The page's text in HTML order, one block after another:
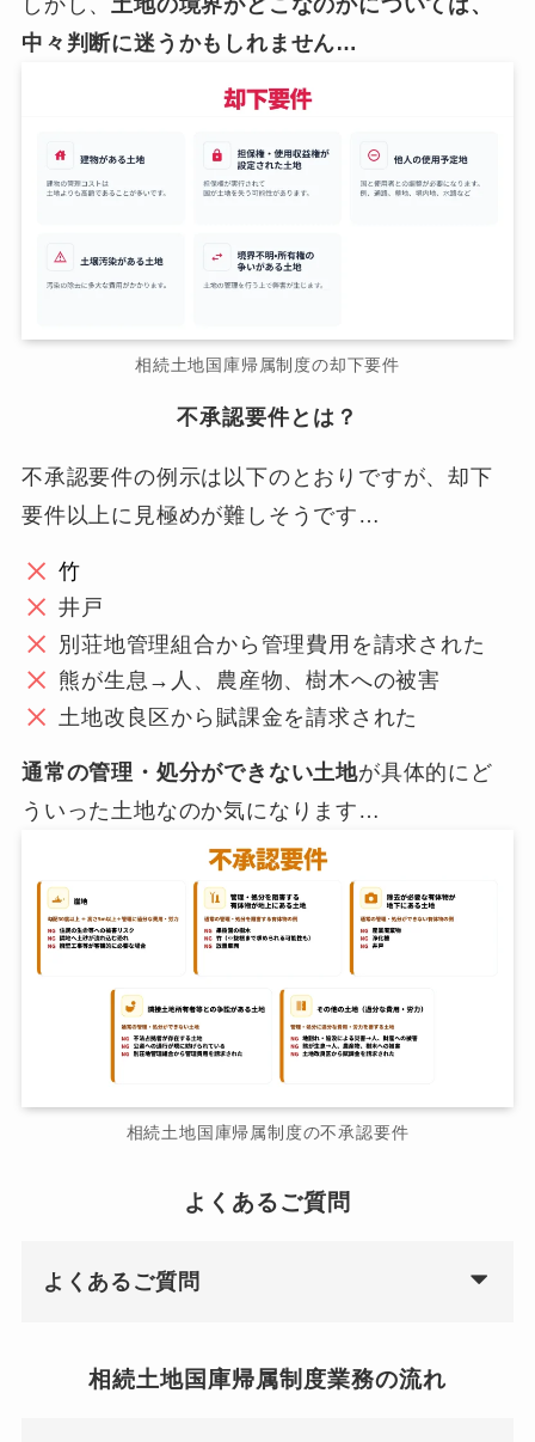
しかし、土地の境界がどこなのかについては、
中々判断に迷うかもしれません…
相続土地国庫帰属制度の却下要件
不承認要件とは？
不承認要件の例示は以下のとおりですが、却下
要件以上に見極めが難しそうです…
竹
井戸
別荘地管理組合から管理費用を請求された
熊が生息→人、農産物、樹木への被害
土地改良区から賦課金を請求された
通常の管理・処分ができない土地が具体的にど
ういった土地なのか気になります…
相続土地国庫帰属制度の不承認要件
よくあるご質問
よくあるご質問
相続土地国庫帰属制度業務の流れ